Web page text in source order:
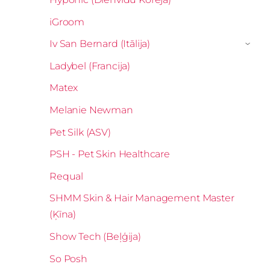
iGroom
Iv San Bernard (Itālija)
›
Ladybel (Francija)
Matex
Melanie Newman
Pet Silk (ASV)
PSH - Pet Skin Healthcare
Requal
SHMM Skin & Hair Management Master
(Ķīna)
Show Tech (Beļģija)
So Posh